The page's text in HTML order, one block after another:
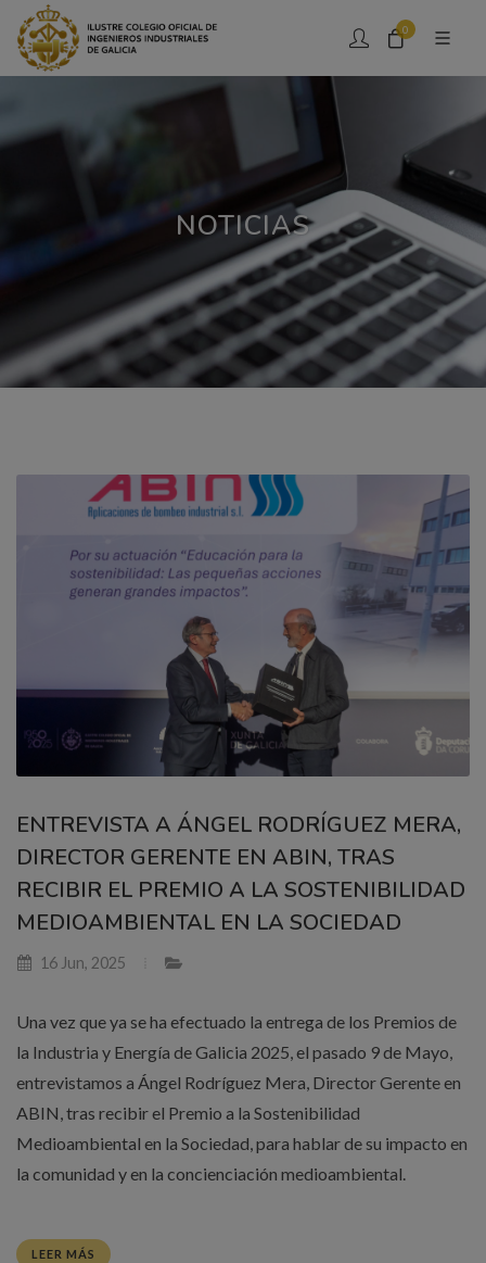
0
NOTICIAS
ENTREVISTA A ÁNGEL RODRÍGUEZ MERA,
DIRECTOR GERENTE EN ABIN, TRAS
RECIBIR EL PREMIO A LA SOSTENIBILIDAD
MEDIOAMBIENTAL EN LA SOCIEDAD
16 Jun, 2025
Una vez que ya se ha efectuado la entrega de los Premios de
la Industria y Energía de Galicia 2025, el pasado 9 de Mayo,
entrevistamos a Ángel Rodríguez Mera, Director Gerente en
ABIN, tras recibir el Premio a la Sostenibilidad
Medioambiental en la Sociedad, para hablar de su impacto en
la comunidad y en la concienciación medioambiental.
LEER MÁS